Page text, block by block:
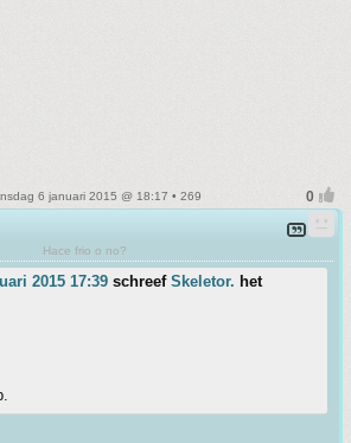
6 januari 2015 @ 18:17 • 269
Hace frio o no?
2015 17:39 schreef Skeletor. het